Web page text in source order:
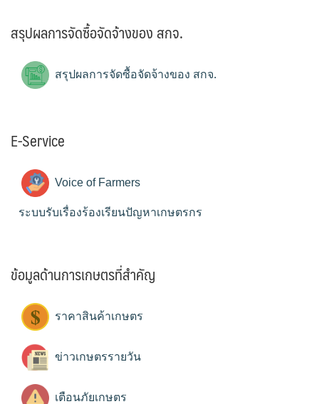
สรุปผลการจัดซื้อจัดจ้างของ สกจ.
สรุปผลการจัดซื้อจัดจ้างของ สกจ.
E-Service
Voice of Farmers
ระบบรับเรื่องร้องเรียนปัญหาเกษตรกร
ข้อมูลด้านการเกษตรที่สำคัญ
ราคาสินค้าเกษตร
ข่าวเกษตรรายวัน
เตือนภัยเกษตร